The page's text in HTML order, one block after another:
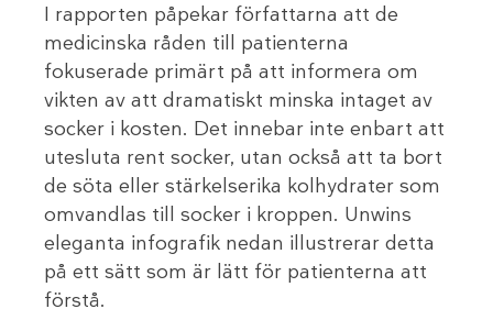
I rapporten påpekar författarna att de
medicinska råden till patienterna
fokuserade primärt på att informera om
vikten av att dramatiskt minska intaget av
socker i kosten. Det innebar inte enbart att
utesluta rent socker, utan också att ta bort
de söta eller stärkelserika kolhydrater som
omvandlas till socker i kroppen. Unwins
eleganta infografik nedan illustrerar detta
på ett sätt som är lätt för patienterna att
förstå.